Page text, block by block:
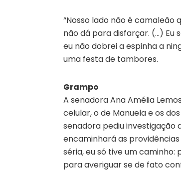
“Nosso lado não é camaleão
não dá para disfarçar. (…) Eu
eu não dobrei a espinha a
uma festa de tambores.
Grampo
A senadora Ana Amélia
celular, o de Manuela e os
senadora pediu investigação
encaminhará as
séria, eu só tive um caminho:
para averiguar se de fato